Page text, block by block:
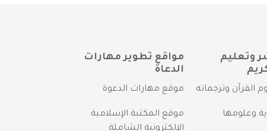
وتعليم
القرآن وترجماته
وعلومها
مواقع تطوير مهارات
الدعاة
موقع مهارات الدعوة
موقع المكتبة الإسلامية
الإلكترونية الشاملة